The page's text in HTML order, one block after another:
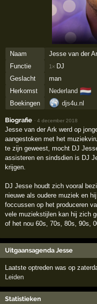
Naam
Jesse van der
Functie
1× DJ
Geslacht
man
Herkomst
Nederland 🇳🇱
Boekingen djs4u.nl
Biografie ·4 december 2018
Jesse van der Ark werd op
aangestoken met het
te zijn geweest, mocht DJ
assisteren en sindsdien is DJ
krijgen.
DJ Jesse houdt zich vooral
nieuwe als oudere muziek en
foccussen op het produceren
vele muziekstijlen kan hij zich
of het nou 60s, 70s, 80s, 90s,
Uitgaansagenda Jesse
Laatste optreden was op
Leiden
Statistieken